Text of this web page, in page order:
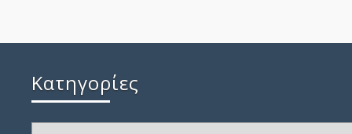
Kατηγορίες